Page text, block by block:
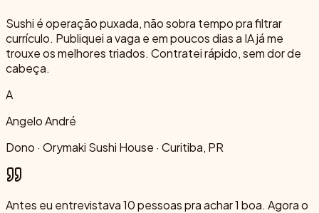
Sushi é operação puxada, não sobra tempo pra filtrar
currículo. Publiquei a vaga e em poucos dias a IA já me
trouxe os melhores triados. Contratei rápido, sem dor de
cabeça.
A
Angelo André
Dono · Orymaki Sushi House · Curitiba, PR
Antes eu entrevistava 10 pessoas pra achar 1 boa. Agora o